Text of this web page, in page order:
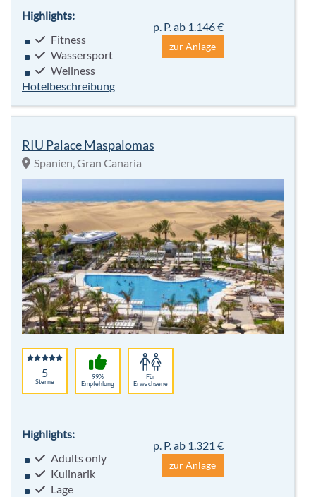
Highlights:
Fitness
Wassersport
Wellness
Hotelbeschreibung
p. P. ab 1.146 €
zur Anlage
RIU Palace Maspalomas
Spanien, Gran Canaria
5
Sterne
99%
Empfehlung
Für
Erwachsene
Highlights:
Adults only
Kulinarik
Lage
p. P. ab 1.321 €
zur Anlage